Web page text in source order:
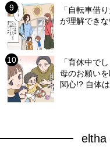
「自転車借
が理解でき
「育休中で
母のお願い
関心!? 自体
eltha